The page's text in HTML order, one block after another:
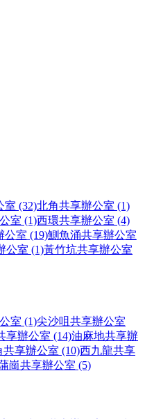
室 (32)北角共享辦公室 (1)
室 (1)西環共享辦公室 (4)
公室 (19)鰂魚涌共享辦公室
公室 (1)黃竹坑共享辦公室
室 (1)尖沙咀共享辦公室
享辦公室 (14)油麻地共享辦
共享辦公室 (10)西九龍共享
崗共享辦公室 (5)